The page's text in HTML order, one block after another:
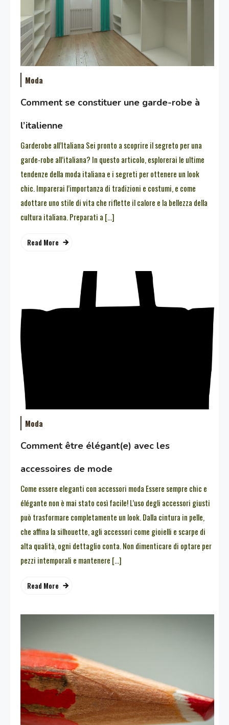
Moda
Comment se constituer une garde-robe à
l’italienne
Garderobe all’Italiana Sei pronto a scoprire il segreto per una
garde-robe all’italiana? In questo articolo, esplorerai le ultime
tendenze della moda italiana e i segreti per ottenere un look
chic. Imparerai l’importanza di tradizioni e costumi, e come
adottare uno stile di vita che riflette il calore e la bellezza della
cultura italiana. Preparati a […]
Read More
Moda
Comment être élégant(e) avec les
accessoires de mode
Come essere eleganti con accessori moda Essere sempre chic e
élégante non è mai stato così facile! L’uso degli accessori giusti
può trasformare completamente un look. Dalla cintura in pelle,
che affina la silhouette, agli accessori come gioielli e scarpe di
alta qualità, ogni dettaglio conta. Non dimenticare di optare per
pezzi intemporali e mantenere […]
Read More